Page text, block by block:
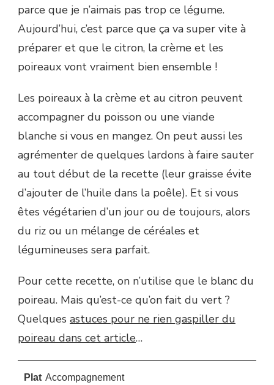
parce que je n’aimais pas trop ce légume.
Aujourd’hui, c’est parce que ça va super vite à
préparer et que le citron, la crème et les
poireaux vont vraiment bien ensemble !
Les poireaux à la crème et au citron peuvent
accompagner du poisson ou une viande
blanche si vous en mangez. On peut aussi les
agrémenter de quelques lardons à faire sauter
au tout début de la recette (leur graisse évite
d’ajouter de l’huile dans la poêle). Et si vous
êtes végétarien d’un jour ou de toujours, alors
du riz ou un mélange de céréales et
légumineuses sera parfait.
Pour cette recette, on n’utilise que le blanc du
poireau. Mais qu’est-ce qu’on fait du vert ?
Quelques astuces pour ne rien gaspiller du
poireau dans cet article…
Plat Accompagnement